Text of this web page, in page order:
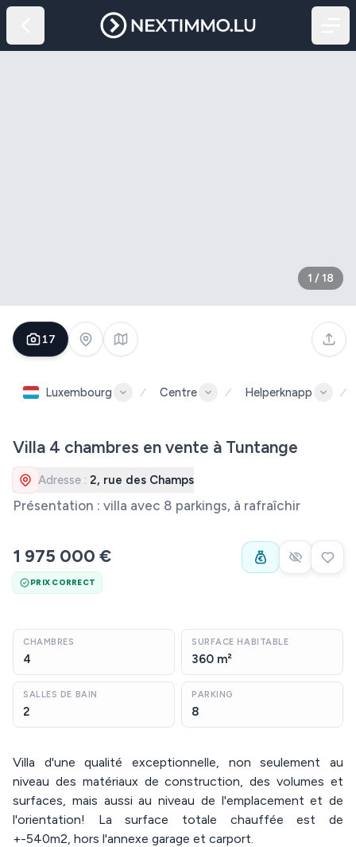
1 / 18
17
Luxembourg Centre Helperknapp
Villa 4 chambres en vente à Tuntange
Adresse : 2, rue des Champs
Présentation : villa avec 8 parkings, à rafraîchir
1 975 000 €
PRIX CORRECT
CHAMBRES
4
SURFACE HABITABLE
360 m²
SALLES DE BAIN
2
PARKING
8
Villa d'une qualité exceptionnelle, non seulement au
niveau des matériaux de construction, des volumes et
surfaces, mais aussi au niveau de l'emplacement et de
l'orientation! La surface totale chauffée est de
+-540m2, hors l'annexe garage et carport.